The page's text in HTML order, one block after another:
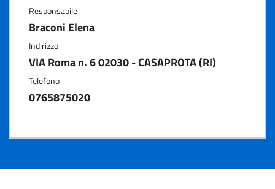
Responsabile
Braconi Elena
Indirizzo
VIA Roma n. 6 02030 - CASAPROTA (RI)
Telefono
0765875020